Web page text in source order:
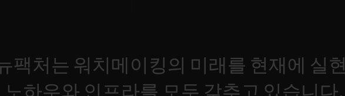
팩처는 워치메이킹의 미래를 현재에 실현